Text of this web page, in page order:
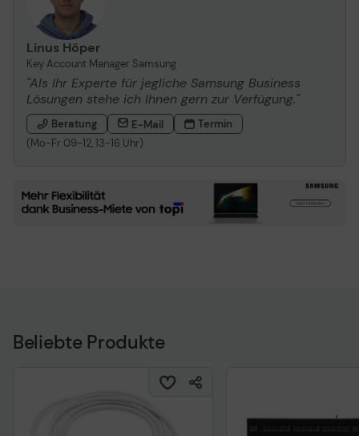
Linus Höper
Key Account Manager Samsung
"Als Ihr Experte für jegliche Samsung Business
Lösungen stehe ich Ihnen gern zur Verfügung."
Beratung E-Mail
Termin
(Mo-Fr 09-12, 13-16 Uhr)
Beliebte Produkte